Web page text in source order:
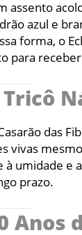
assento
azul e
forma, o
para
das
vivas
umidade e
prazo.
Anos